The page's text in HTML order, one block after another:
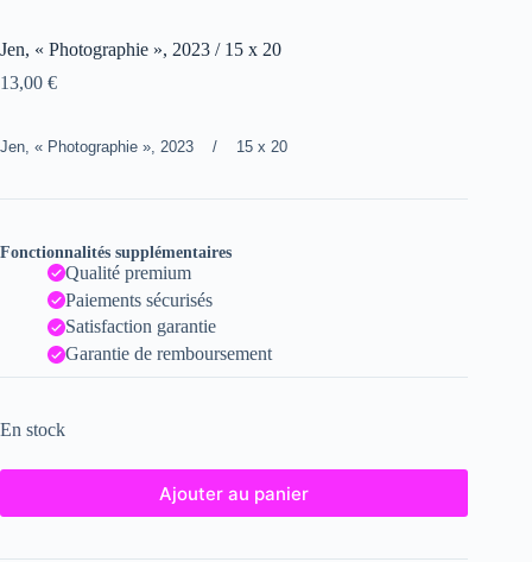
Jen, « Photographie », 2023 / 15 x 20
13,00 €
Jen, « Photographie », 2023 / 15 x 20
Fonctionnalités supplémentaires
Qualité premium
Paiements sécurisés
Satisfaction garantie
Garantie de remboursement
En stock
Ajouter au panier